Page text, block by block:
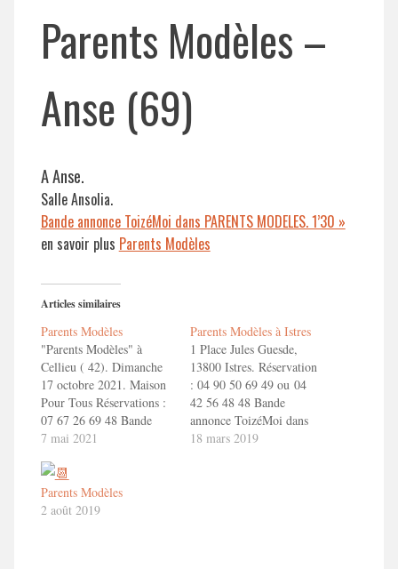
Parents Modèles –
Anse (69)
A Anse.
Salle Ansolia.
Bande annonce ToizéMoi dans PARENTS MODELES. 1’30 »
en savoir plus Parents Modèles
Articles similaires
Parents Modèles
"Parents Modèles" à
Cellieu ( 42). Dimanche
17 octobre 2021. Maison
Pour Tous Réservations :
07 67 26 69 48 Bande
annonce ToizéMoi dans
1'30" en savoir
plushttp://toizemoi.fr/spectacles/parents-
modeles/
7 mai 2021
Parents Modèles à Istres
1 Place Jules Guesde,
13800 Istres. Réservation
: 04 90 50 69 49 ou 04
42 56 48 48 Bande
annonce ToizéMoi dans
PARENTS MODELES.
18 mars 2019
Parents Modèles
2 août 2019